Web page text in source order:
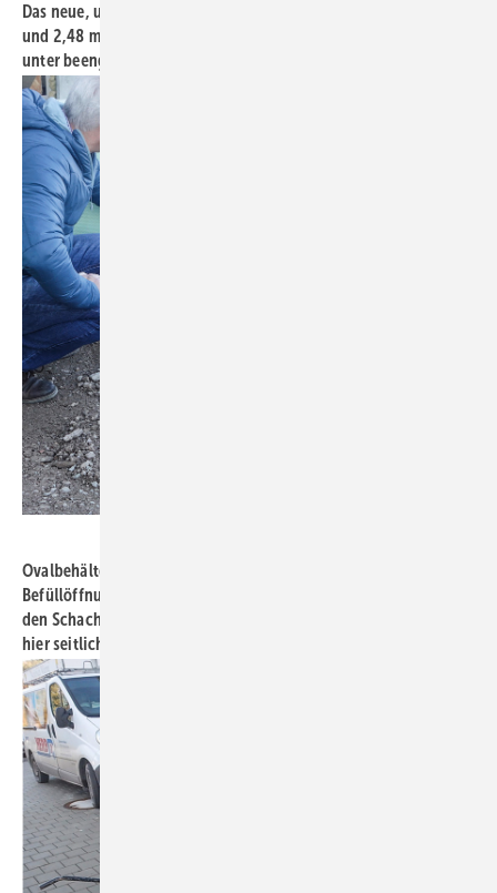
Das neue, unterirdische Stahlbeton-Pelletlager ist 2,60 m hoch
und 2,48 m breit. Nach der Einbringung erfolgte die Montage
unter beengten Platzverhältnissen durch den Hersteller.
Ovalbehälter nach abgeschlossener Montage: Die drei runden
Befüllöffnungen und der rechteckige Einstieg haben ab Werk in
den Schachthälsen Kondenswasserabläufe DN 40 ins Erdreich –
hier seitlich zu sehen.